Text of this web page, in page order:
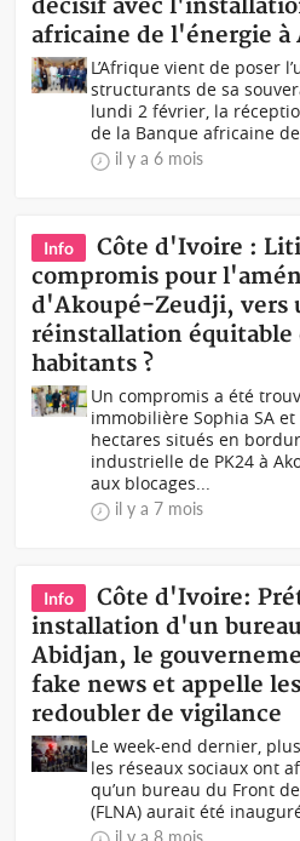
decisif avec
africaine de l'énergie à
L’Afrique vient de poser
structurants de sa
lundi 2 février, la
de la Banque africaine de
il y a 6 mois
Info
Côte d'Ivoire :
compromis pour
d'Akoupé-Zeudji, vers
réinstallation équitable
habitants ?
Un compromis a été
immobilière Sophia SA
hectares situés en
industrielle de PK24 à
aux blocages...
il y a 7 mois
Info
Côte d'Ivoire:
installation d'un
Abidjan, le
fake news et appelle
redoubler de vigilance
Le week-end dernier,
les réseaux sociaux ont
qu’un bureau du Front
(FLNA) aurait été
il y a 8 mois